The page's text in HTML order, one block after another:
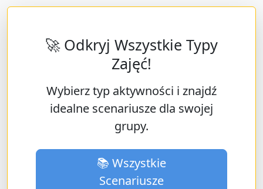
🚀 Odkryj Wszystkie Typy
Zajęć!
Wybierz typ aktywności i znajdź
idealne scenariusze dla swojej
grupy.
📚 Wszystkie
Scenariusze